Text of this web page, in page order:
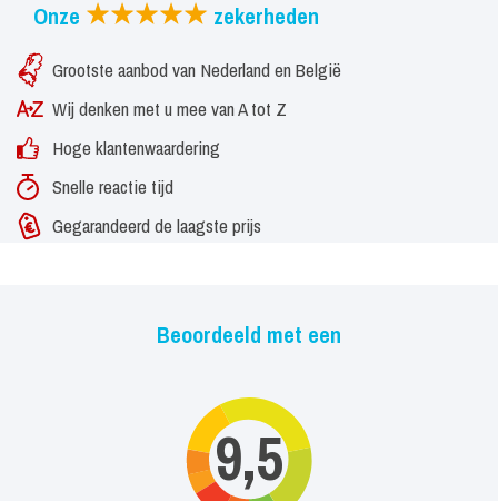
Onze zekerheden
Grootste aanbod van Nederland en België
Wij denken met u mee van A tot Z
Hoge klantenwaardering
Snelle reactie tijd
Gegarandeerd de laagste prijs
Beoordeeld met een
9,5